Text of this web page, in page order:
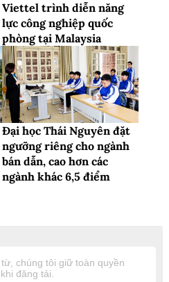
Viettel trình diễn năng
lực công nghiệp quốc
phòng tại Malaysia
Đại học Thái Nguyên đặt
ngưỡng riêng cho ngành
bán dẫn, cao hơn các
ngành khác 6,5 điểm